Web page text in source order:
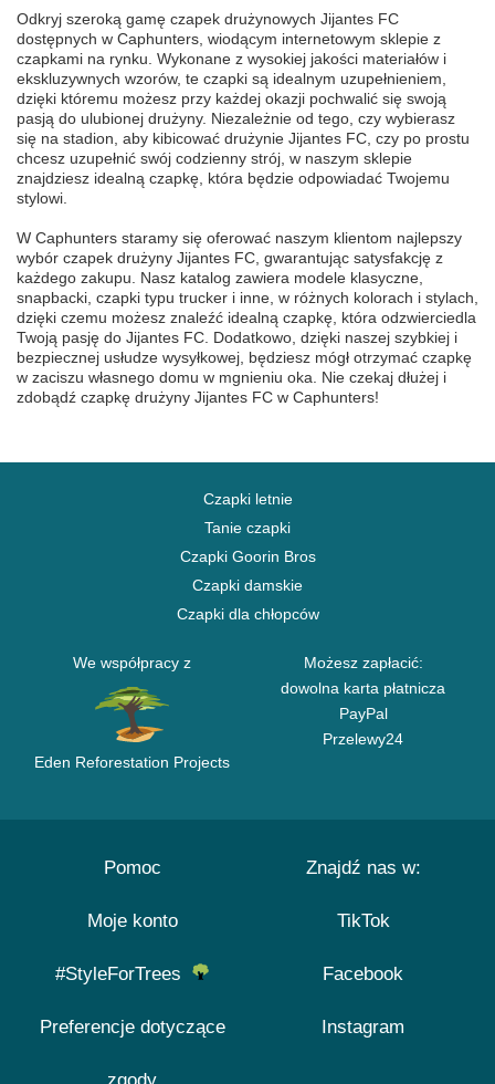
Odkryj szeroką gamę czapek drużynowych Jijantes FC
dostępnych w Caphunters, wiodącym internetowym sklepie z
czapkami na rynku. Wykonane z wysokiej jakości materiałów i
ekskluzywnych wzorów, te czapki są idealnym uzupełnieniem,
dzięki któremu możesz przy każdej okazji pochwalić się swoją
pasją do ulubionej drużyny. Niezależnie od tego, czy wybierasz
się na stadion, aby kibicować drużynie Jijantes FC, czy po prostu
chcesz uzupełnić swój codzienny strój, w naszym sklepie
znajdziesz idealną czapkę, która będzie odpowiadać Twojemu
stylowi.
W Caphunters staramy się oferować naszym klientom najlepszy
wybór czapek drużyny Jijantes FC, gwarantując satysfakcję z
każdego zakupu. Nasz katalog zawiera modele klasyczne,
snapbacki, czapki typu trucker i inne, w różnych kolorach i stylach,
dzięki czemu możesz znaleźć idealną czapkę, która odzwierciedla
Twoją pasję do Jijantes FC. Dodatkowo, dzięki naszej szybkiej i
bezpiecznej usłudze wysyłkowej, będziesz mógł otrzymać czapkę
w zaciszu własnego domu w mgnieniu oka. Nie czekaj dłużej i
zdobądź czapkę drużyny Jijantes FC w Caphunters!
Czapki letnie
Tanie czapki
Czapki Goorin Bros
Czapki damskie
Czapki dla chłopców
We współpracy z
Eden Reforestation Projects
Możesz zapłacić:
dowolna karta płatnicza
PayPal
Przelewy24
Pomoc
Moje konto
#StyleForTrees
Preferencje dotyczące
Znajdź nas w:
TikTok
Facebook
Instagram